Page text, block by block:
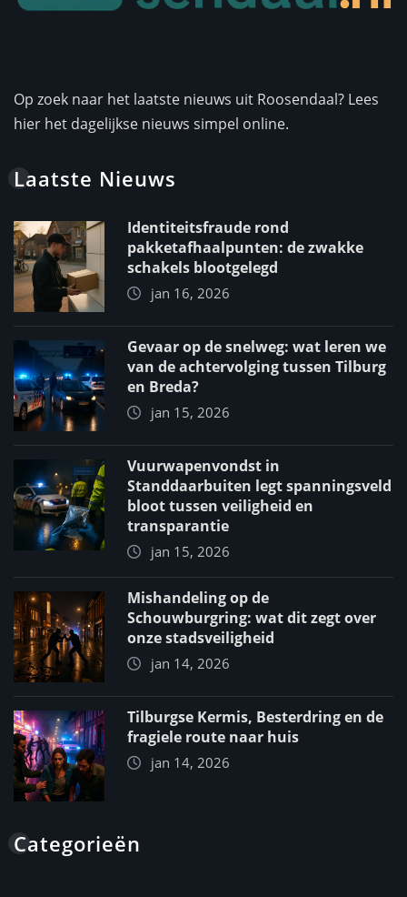
Op zoek naar het laatste nieuws uit Roosendaal? Lees
hier het dagelijkse nieuws simpel online.
Laatste Nieuws
Identiteitsfraude rond
pakketafhaalpunten: de zwakke
schakels blootgelegd
jan 16, 2026
Gevaar op de snelweg: wat leren we
van de achtervolging tussen Tilburg
en Breda?
jan 15, 2026
Vuurwapenvondst in
Standdaarbuiten legt spanningsveld
bloot tussen veiligheid en
transparantie
jan 15, 2026
Mishandeling op de
Schouwburgring: wat dit zegt over
onze stadsveiligheid
jan 14, 2026
Tilburgse Kermis, Besterdring en de
fragiele route naar huis
jan 14, 2026
Categorieën